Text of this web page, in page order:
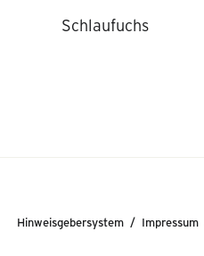
Schlaufuchs
Hinweisgebersystem Impressum